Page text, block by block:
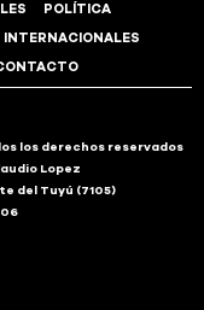
POLÍTICA
INTERNACIONALES
los derechos reservados
Lopez
del Tuyú (7105)